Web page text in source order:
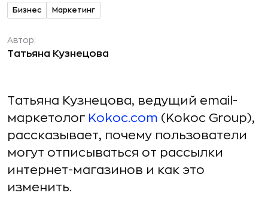
Бизнес Маркетинг
Автор:
Татьяна Кузнецова
Татьяна Кузнецова, ведущий email-
маркетолог Kokoc.com (Kokoc Group),
рассказывает, почему пользователи
могут отписываться от рассылки
интернет-магазинов и как это
изменить.